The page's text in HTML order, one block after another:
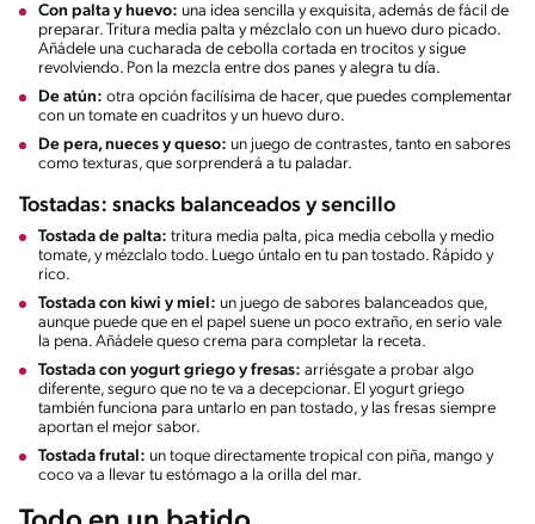
Con palta y huevo: una idea sencilla y exquisita, además de fácil de
preparar. Tritura media palta y mézclalo con un huevo duro picado.
Añádele una cucharada de cebolla cortada en trocitos y sigue
revolviendo. Pon la mezcla entre dos panes y alegra tu día.
De atún: otra opción facilísima de hacer, que puedes complementar
con un tomate en cuadritos y un huevo duro.
De pera, nueces y queso: un juego de contrastes, tanto en sabores
como texturas, que sorprenderá a tu paladar.
Tostadas: snacks balanceados y sencillo
Tostada de palta: tritura media palta, pica media cebolla y medio
tomate, y mézclalo todo. Luego úntalo en tu pan tostado. Rápido y
rico.
Tostada con kiwi y miel: un juego de sabores balanceados que,
aunque puede que en el papel suene un poco extraño, en serio vale
la pena. Añádele queso crema para completar la receta.
Tostada con yogurt griego y fresas: arriésgate a probar algo
diferente, seguro que no te va a decepcionar. El yogurt griego
también funciona para untarlo en pan tostado, y las fresas siempre
aportan el mejor sabor.
Tostada frutal: un toque directamente tropical con piña, mango y
coco va a llevar tu estómago a la orilla del mar.